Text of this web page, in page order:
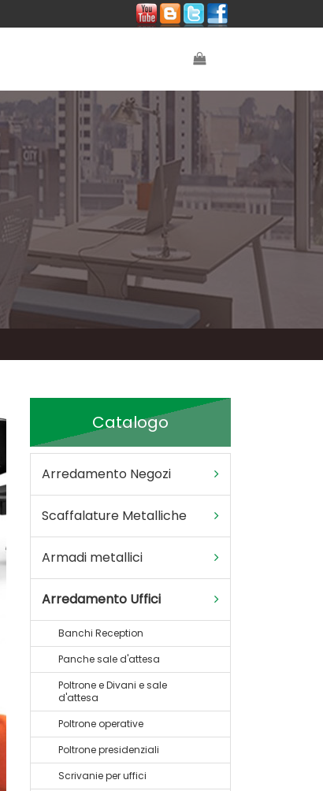
Catalogo
Arredamento Negozi
Scaffalature Metalliche
Armadi metallici
Arredamento Uffici
Banchi Reception
Panche sale d'attesa
Poltrone e Divani e sale
d'attesa
Poltrone operative
Poltrone presidenziali
Scrivanie per uffici